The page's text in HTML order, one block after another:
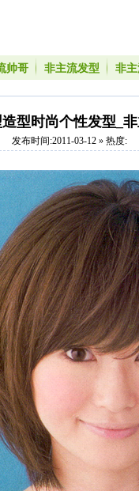
帅哥 非主流发型 非
型时尚个性发型_
发布时间:2011-03-12 » 热度: